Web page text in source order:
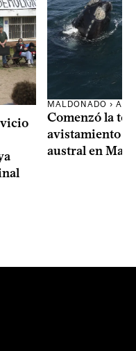
MALDONADO ›
Comenzó la
avistamiento
austral en